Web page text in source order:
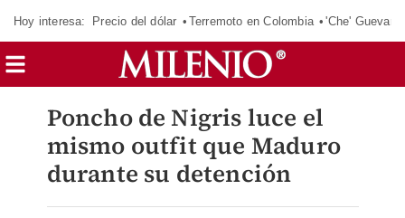
Hoy interesa: Precio del dólar Terremoto en Colombia 'Che' Guevara
Poncho de Nigris luce el
mismo outfit que Maduro
durante su detención